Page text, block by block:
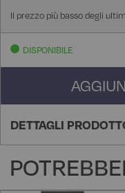
Il prezzo più basso degli
DISPONIBILE
DETTAGLI